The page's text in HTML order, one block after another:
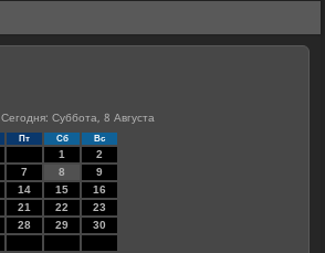
Сегодня: Суббота, 8 Августа
Пт Сб Вс
1
2
7 8
9
14 15
16
21 22
23
28 29
30